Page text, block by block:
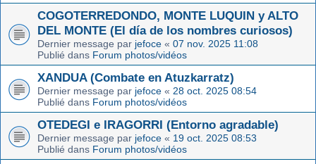
COGOTERREDONDO, MONTE LUQUIN y ALTO
DEL MONTE (El día de los nombres curiosos)
Dernier message par jefoce « 07 nov. 2025 11:08
Publié dans Forum photos/vidéos
XANDUA (Combate en Atuzkarratz)
Dernier message par jefoce « 28 oct. 2025 08:54
Publié dans Forum photos/vidéos
OTEDEGI e IRAGORRI (Entorno agradable)
Dernier message par jefoce « 19 oct. 2025 08:53
Publié dans Forum photos/vidéos